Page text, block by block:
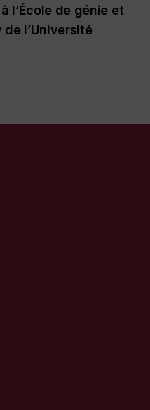
à l’École de génie et
l’Université